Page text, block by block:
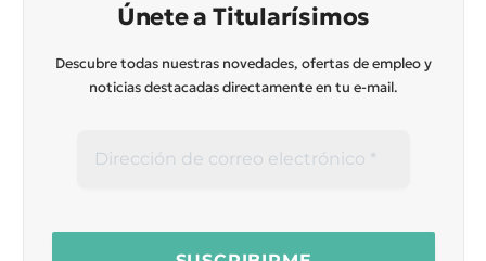
Únete a Titularísimos
Descubre todas nuestras novedades, ofertas de empleo y
noticias destacadas directamente en tu e-mail.